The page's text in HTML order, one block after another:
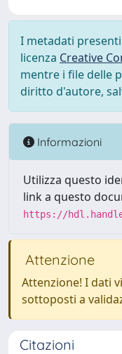
I metadati presenti
licenza Creative
mentre i file delle
diritto d'autore,
Informazioni
Utilizza questo
link a questo
https://
Attenzione
Attenzione! I dati
sottoposti a
Citazioni